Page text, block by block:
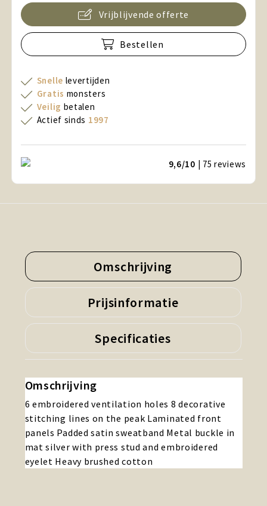
Vrijblijvende offerte
Bestellen
Snelle levertijden
Gratis monsters
Veilig betalen
Actief sinds 1997
9,6/10 | 75reviews
Omschrijving
Prijsinformatie
Specificaties
Omschrijving
6 embroidered ventilation holes 8 decorative
stitching lines on the peak Laminated front
panels Padded satin sweatband Metal buckle in
mat silver with press stud and embroidered
eyelet Heavy brushed cotton